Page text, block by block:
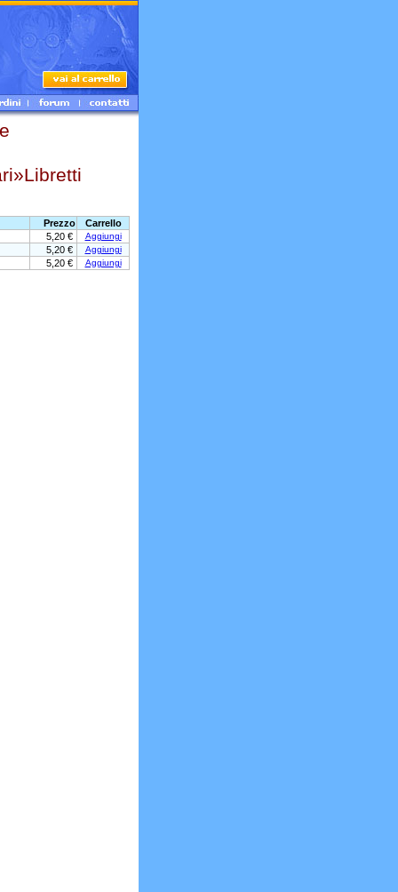
Prezzo
Carrello
5,20 € Aggiungi
5,20 € Aggiungi
5,20 € Aggiungi